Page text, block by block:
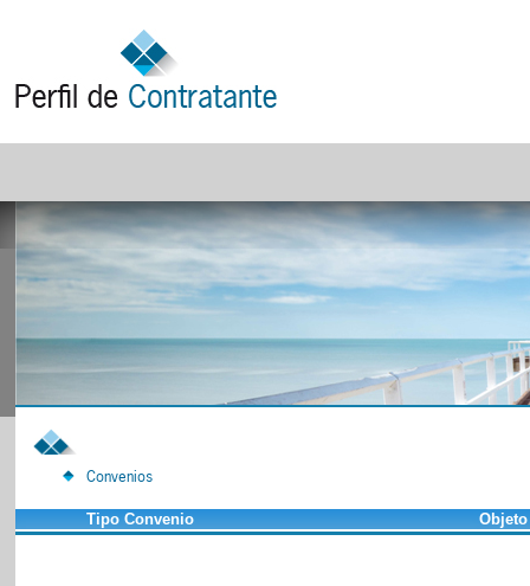
Convenios
Tipo Convenio Objeto